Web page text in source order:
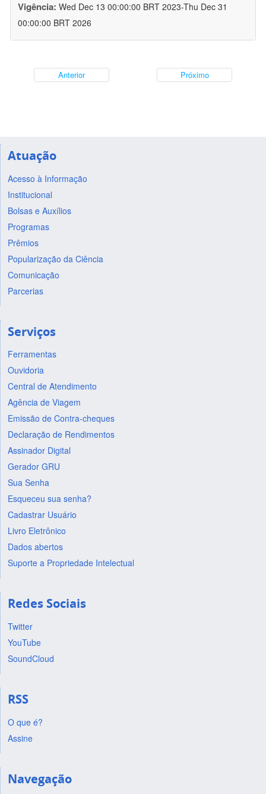
Vigência: Wed Dec 13 00:00:00 BRT 2023-Thu Dec 31
00:00:00 BRT 2026
Anterior Próximo
Atuação
Acesso à Informação
Institucional
Bolsas e Auxílios
Programas
Prêmios
Popularização da Ciência
Comunicação
Parcerias
Serviços
Ferramentas
Ouvidoria
Central de Atendimento
Agência de Viagem
Emissão de Contra-cheques
Declaração de Rendimentos
Assinador Digital
Gerador GRU
Sua Senha
Esqueceu sua senha?
Cadastrar Usuário
Livro Eletrônico
Dados abertos
Suporte a Propriedade Intelectual
Redes Sociais
Twitter
YouTube
SoundCloud
RSS
O que é?
Assine
Navegação